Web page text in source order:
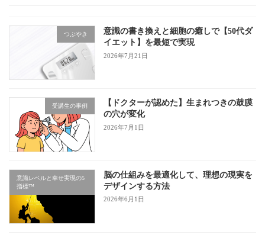
つぶやき
意識の書き換えと細胞の癒しで【50代ダ
イエット】を最短で実現
2026年7月21日
受講生の事例
【ドクターが認めた】生まれつきの鼓膜
の穴が変化
2026年7月1日
意識レベルと幸せ実現の5
指標™
脳の仕組みを最適化して、理想の現実を
デザインする方法
2026年6月1日